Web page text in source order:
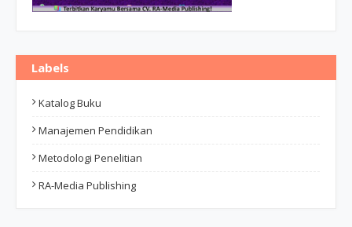
Labels
Katalog Buku
Manajemen Pendidikan
Metodologi Penelitian
RA-Media Publishing